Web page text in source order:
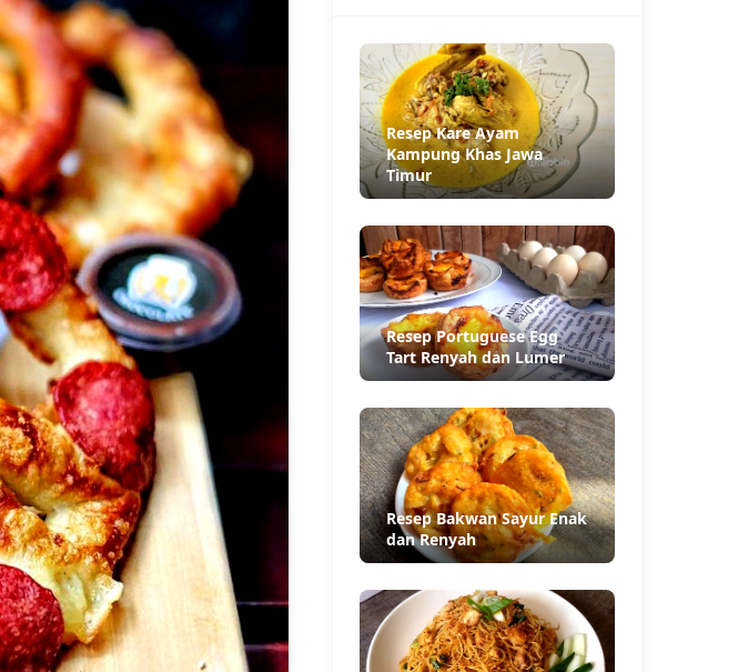
Resep Kare Ayam
Kampung Khas Jawa
Timur
Resep Portuguese Egg
Tart Renyah dan Lumer
Resep Bakwan Sayur Enak
dan Renyah